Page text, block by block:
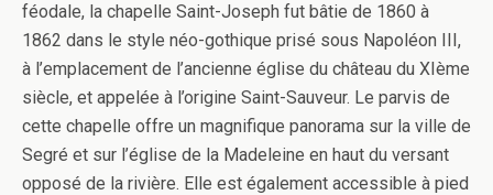
féodale, la chapelle Saint-Joseph fut bâtie de 1860 à
1862 dans le style néo-gothique prisé sous Napoléon III,
à l’emplacement de l’ancienne église du château du XIème
siècle, et appelée à l’origine Saint-Sauveur. Le parvis de
cette chapelle offre un magnifique panorama sur la ville de
Segré et sur l’église de la Madeleine en haut du versant
opposé de la rivière. Elle est également accessible à pied